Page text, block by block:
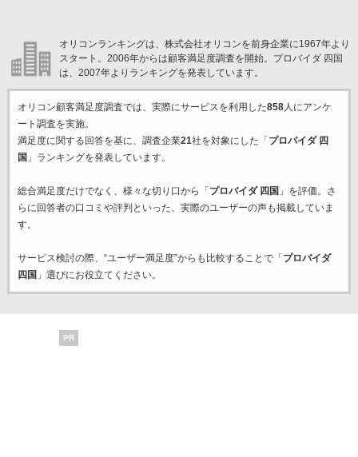
オリコンランキングは、株式会社オリコンを前身企業に1967年より
スタート。2006年からは顧客満足度調査を開始。プロバイダ 四国
は、2007年よりランキングを発表しています。
オリコン顧客満足度調査では、実際にサービスを利用した858人にアンケ
ート調査を実施。
満足度に関する回答を基に、調査企業21社を対象にした「 プロバイダ 四
国 」ランキングを発表しています。
総合満足度だけでなく、様々な切り口から「 プロバイダ 四国 」を評価。さ
らに回答者の口コミや評判といった、実際のユーザーの声も掲載していま
す。
サービス検討の際、“ユーザー満足度”からも比較することで「 プロバイダ
四国 」選びにお役立てください。
PR